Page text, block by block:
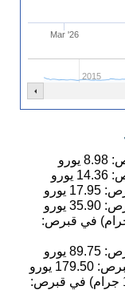
Mar '26
2015
8.98 يورو
14.36 يورو
17.95 يورو
35.90 يورو
89.75 يورو
179.50 يورو